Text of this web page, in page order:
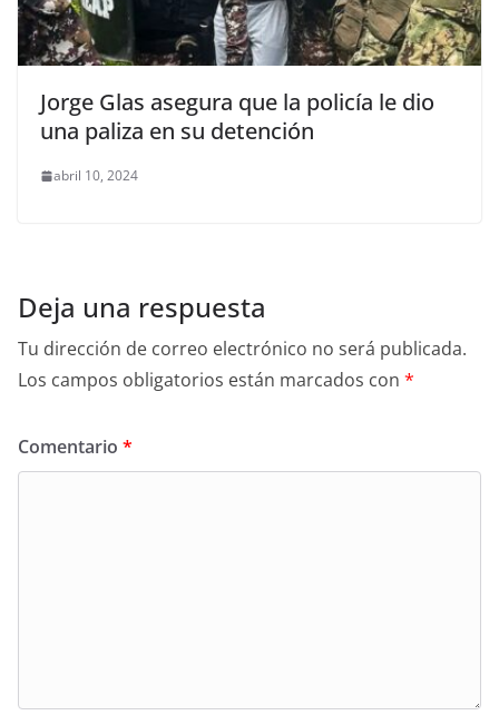
Jorge Glas asegura que la policía le dio
una paliza en su detención
abril 10, 2024
Deja una respuesta
Tu dirección de correo electrónico no será publicada.
Los campos obligatorios están marcados con *
Comentario *